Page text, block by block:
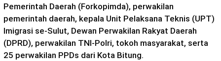
Pemerintah Daerah (Forkopimda), perwakilan
pemerintah daerah, kepala Unit Pelaksana Teknis (UPT)
Imigrasi se-Sulut, Dewan Perwakilan Rakyat Daerah
(DPRD), perwakilan TNI-Polri, tokoh masyarakat, serta
25 perwakilan PPDs dari Kota Bitung.